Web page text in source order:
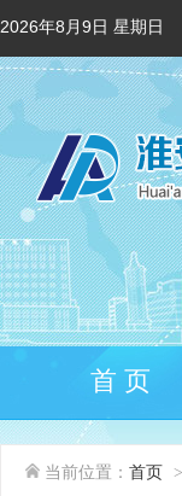
2026年8月9日 星期日
首 页
当前位置： 首页 >